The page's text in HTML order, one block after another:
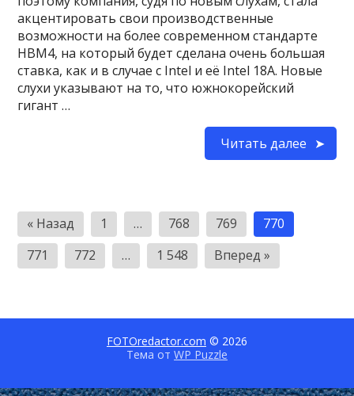
акцентировать свои производственные
возможности на более современном стандарте
HBM4, на который будет сделана очень большая
ставка, как и в случае с Intel и её Intel 18A. Новые
слухи указывают на то, что южнокорейский
гигант …
Читать далее
Пагинация
записей
« Назад 1 … 768 769
770
771
772 … 1 548 Вперед »
FOTOredactor.com © 2026
Тема от WP Puzzle